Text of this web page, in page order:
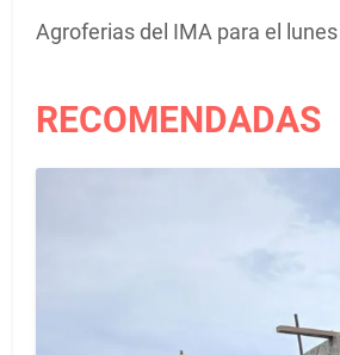
Agroferias del IMA para el
RECOMENDADAS